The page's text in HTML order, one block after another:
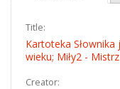
Title:
Kartoteka Słownika
wieku; Miły2 - Mistrz
Creator: